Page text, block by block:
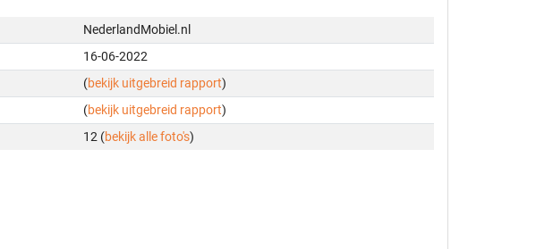
NederlandMobiel.nl
16-06-2022
(bekijk uitgebreid rapport)
(bekijk uitgebreid rapport)
12 (bekijk alle foto's)